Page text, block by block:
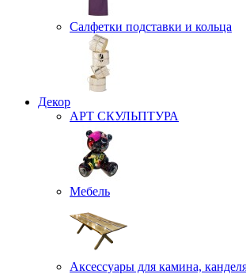
Салфетки подставки и кольца
Декор
АРТ СКУЛЬПТУРА
Мебель
Аксессуары для камина,